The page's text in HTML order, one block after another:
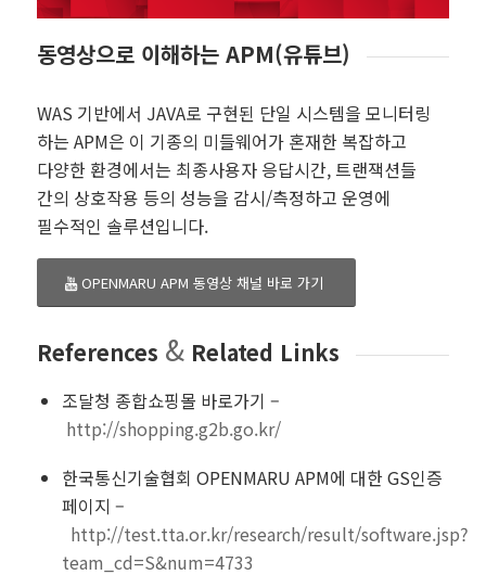
동영상으로 이해하는 APM(유튜브)
WAS 기반에서 JAVA로 구현된 단일 시스템을 모니터링
하는 APM은 이 기종의 미들웨어가 혼재한 복잡하고
다양한 환경에서는 최종사용자 응답시간, 트랜잭션들
간의 상호작용 등의 성능을 감시/측정하고 운영에
필수적인 솔루션입니다.
OPENMARU APM 동영상 채널 바로 가기
References &Related Links
조달청 종합쇼핑몰 바로가기 –
http://shopping.g2b.go.kr/
한국통신기술협회 OPENMARU APM에 대한 GS인증
페이지 –
http://test.tta.or.kr/research/result/software.jsp?
team_cd=S&num=4733